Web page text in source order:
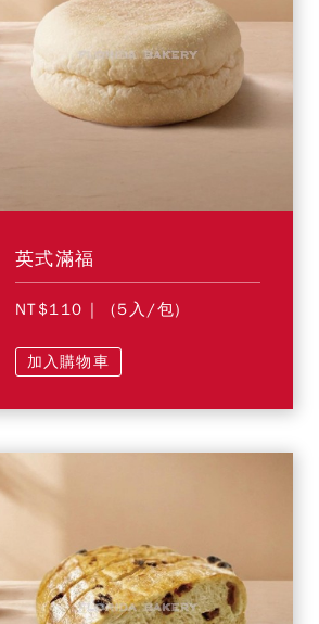
英式滿福
NT$110 | (5入/包)
加入購物車